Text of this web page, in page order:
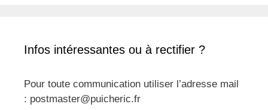
Infos intéressantes ou à rectifier ?
Pour toute communication utiliser l’adresse mail
: postmaster@puicheric.fr